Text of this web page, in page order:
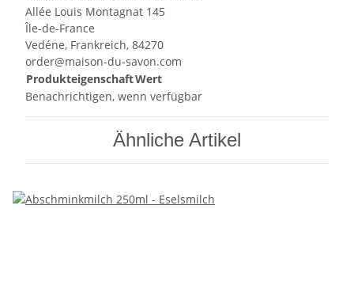
Allée Louis Montagnat 145
Île-de-France
Vedéne, Frankreich, 84270
order@maison-du-savon.com
ProdukteigenschaftWert
Benachrichtigen, wenn verfügbar
Ähnliche Artikel